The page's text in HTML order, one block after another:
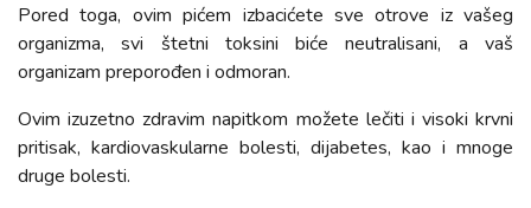
Pored toga, ovim pićem izbacićete sve otrove iz vašeg
organizma, svi štetni toksini biće neutralisani, a vaš
organizam preporođen i odmoran.
Ovim izuzetno zdravim napitkom možete lečiti i visoki krvni
pritisak, kardiovaskularne bolesti, dijabetes, kao i mnoge
druge bolesti.